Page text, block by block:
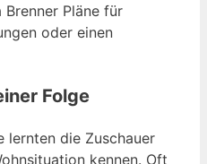
Pläne für
oder einen
Folge
lernten die Zuschauer
kennen. Oft